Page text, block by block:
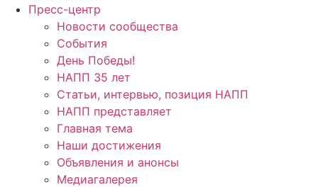
Пресс-центр
Новости сообщества
События
День Победы!
НАПП 35 лет
Статьи, интервью, позиция НАПП
НАПП представляет
Главная тема
Наши достижения
Объявления и анонсы
Медиагалерея